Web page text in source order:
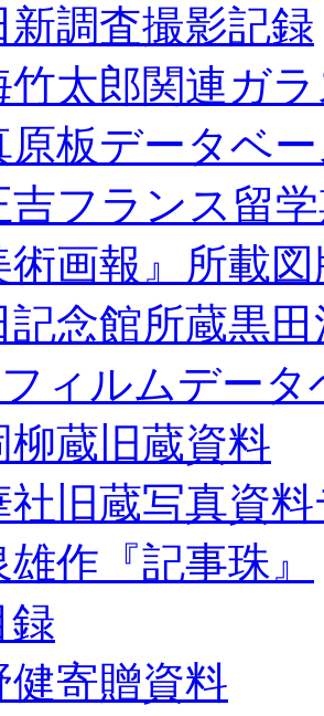
新調査撮影記録
竹太郎関連ガ
原板データベ
吉フランス留
術画報』所載
記念館所蔵黒
ィルムデータ
柳蔵旧蔵資料
社旧蔵写真資
作『記事珠』
録
健寄贈資料